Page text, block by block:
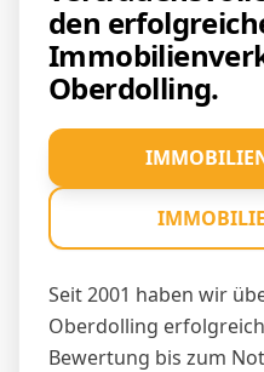
den
Oberdolling.
Seit 2001 haben wir
Oberdolling
Bewertung bis zum